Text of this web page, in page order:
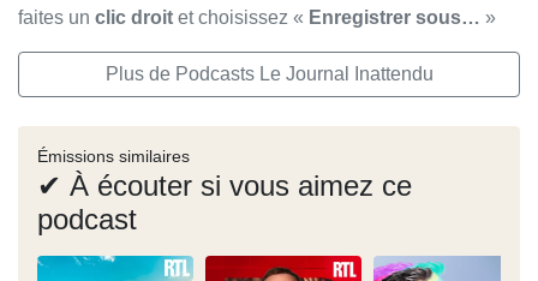
faites un clic droit et choisissez « Enregistrer sous… »
Plus de Podcasts Le Journal Inattendu
Émissions similaires
✔ À écouter si vous aimez ce
podcast